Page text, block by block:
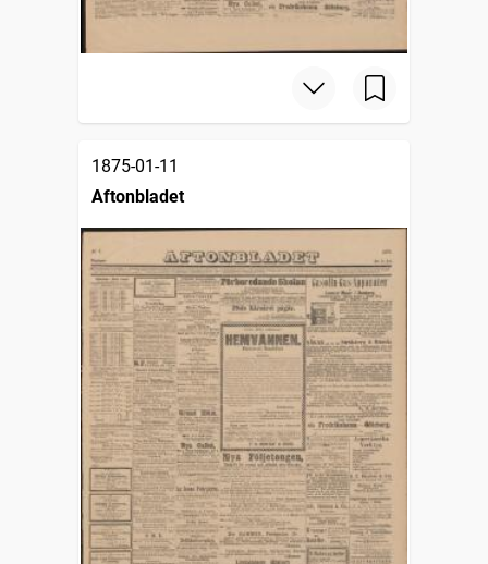
1875-01-11
Aftonbladet